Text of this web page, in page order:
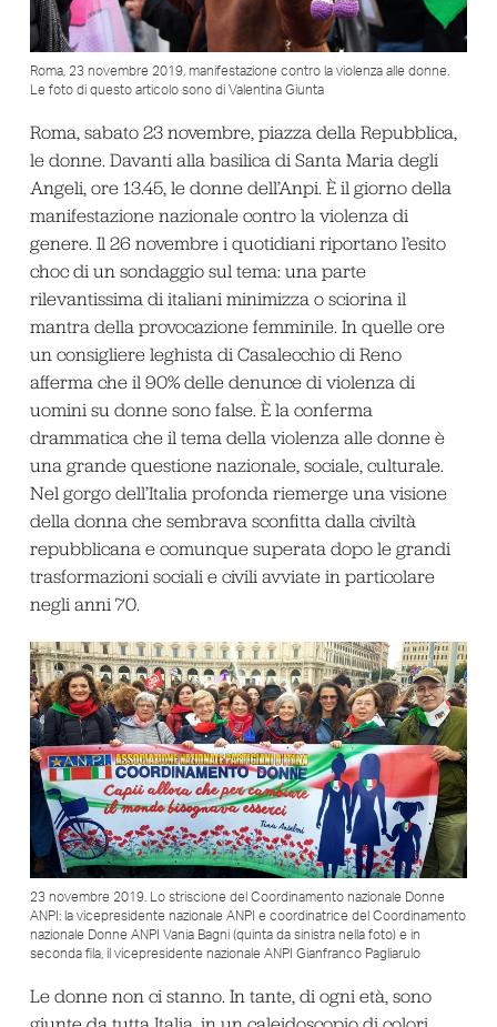
Roma, 23 novembre 2019, manifestazione contro la violenza alle donne.
Le foto di questo articolo sono di Valentina Giunta
Roma, sabato 23 novembre, piazza della Repubblica,
le donne. Davanti alla basilica di Santa Maria degli
Angeli, ore 13.45, le donne dell’Anpi. È il giorno della
manifestazione nazionale contro la violenza di
genere. Il 26 novembre i quotidiani riportano l’esito
choc di un sondaggio sul tema: una parte
rilevantissima di italiani minimizza o sciorina il
mantra della provocazione femminile. In quelle ore
un consigliere leghista di Casalecchio di Reno
afferma che il 90% delle denunce di violenza di
uomini su donne sono false. È la conferma
drammatica che il tema della violenza alle donne è
una grande questione nazionale, sociale, culturale.
Nel gorgo dell’Italia profonda riemerge una visione
della donna che sembrava sconfitta dalla civiltà
repubblicana e comunque superata dopo le grandi
trasformazioni sociali e civili avviate in particolare
negli anni 70.
23 novembre 2019. Lo striscione del Coordinamento nazionale Donne
ANPI: la vicepresidente nazionale ANPI e coordinatrice del Coordinamento
nazionale Donne ANPI Vania Bagni (quinta da sinistra nella foto) e in
seconda fila, il vicepresidente nazionale ANPI Gianfranco Pagliarulo
Le donne non ci stanno. In tante, di ogni età, sono